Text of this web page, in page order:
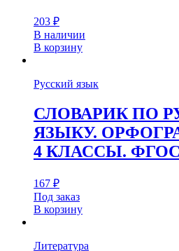
203 ₽
В наличии
В корзину
Русский язык
СЛОВАРИК ПО
ЯЗЫКУ.
4 КЛАССЫ. ФГОС
167 ₽
Под заказ
В корзину
Литература